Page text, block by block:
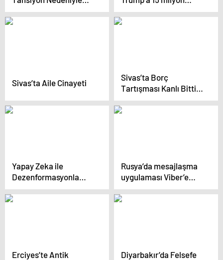
Hastaneye Kaldırıldı
dolarlık tazminat
ödeyecek
Sivas’ta Aile Cinayeti
Sivas’ta Borç
Tartışması Kanlı Bitti:
Anne ve Oğul Öldürüldü
Yapay Zeka ile
Dezenformasyonla
Mücadele Zirvesi
Rusya’da mesajlaşma
uygulaması Viber’e
erişim engeli getirildi
Erciyes’te Antik
Diyarbakır’da Felsefe